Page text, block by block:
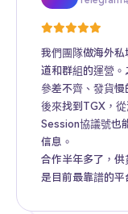
我們團隊做海外
道和群組的運營
參差不齊、發貨慢
後來找到TGX，
Session協議號也
信息。
合作半年多了，
是目前最靠譜的平